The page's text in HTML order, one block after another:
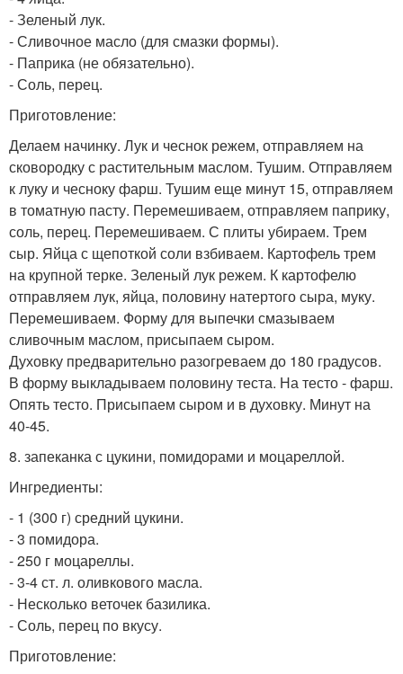
- Зеленый лук.
- Сливочное масло (для смазки формы).
- Паприка (не обязательно).
- Соль, перец.
Приготовление:
Делаем начинку. Лук и чеснок режем, отправляем на
сковородку с растительным маслом. Тушим. Отправляем
к луку и чесноку фарш. Тушим еще минут 15, отправляем
в томатную пасту. Перемешиваем, отправляем паприку,
соль, перец. Перемешиваем. С плиты убираем. Трем
сыр. Яйца с щепоткой соли взбиваем. Картофель трем
на крупной терке. Зеленый лук режем. К картофелю
отправляем лук, яйца, половину натертого сыра, муку.
Перемешиваем. Форму для выпечки смазываем
сливочным маслом, присыпаем сыром.
Духовку предварительно разогреваем до 180 градусов.
В форму выкладываем половину теста. На тесто - фарш.
Опять тесто. Присыпаем сыром и в духовку. Минут на
40-45.
8. запеканка с цукини, помидорами и моцареллой.
Ингредиенты:
- 1 (300 г) средний цукини.
- 3 помидора.
- 250 г моцареллы.
- 3-4 ст. л. оливкового масла.
- Несколько веточек базилика.
- Соль, перец по вкусу.
Приготовление: